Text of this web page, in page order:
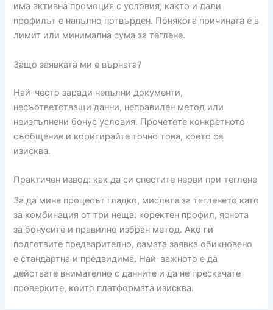
има активна промоция с условия, както и дали
профилът е напълно потвърден. Понякога причината е в
лимит или минимална сума за теглене.
Защо заявката ми е върната?
Най-често заради непълни документи,
несъответстващи данни, неправилен метод или
неизпълнени бонус условия. Прочетете конкретното
съобщение и коригирайте точно това, което се
изисква.
Практичен извод: как да си спестите нерви при теглене
За да мине процесът гладко, мислете за тегленето като
за комбинация от три неща: коректен профил, яснота
за бонусите и правилно избран метод. Ако ги
подготвите предварително, самата заявка обикновено
е стандартна и предвидима. Най-важното е да
действате внимателно с данните и да не прескачате
проверките, които платформата изисква.